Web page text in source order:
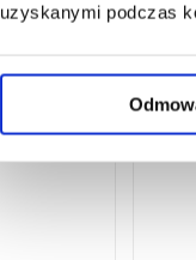
uzyskanymi podczas